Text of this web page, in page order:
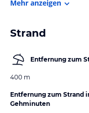
Mehr anzeigen
Strand
Entfernung zum
400 m
Entfernung zum Strand
Gehminuten